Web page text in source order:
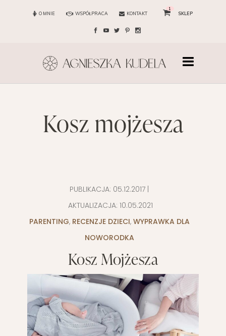
O MNIE WSPÓŁPRACA KONTAKT
1
SKLEP
kosz mojżesza
PUBLIKACJA: 05.12.2017
AKTUALIZACJA: 10.05.2021
PARENTING, RECENZJE DZIECI, WYPRAWKA DLA
NOWORODKA
Kosz Mojżesza